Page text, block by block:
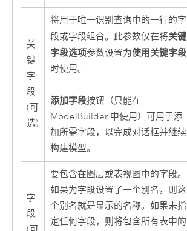
关
键
字
段
(可
选)
将用于唯一识别查询中的一行的字
段或字段组合。此参数仅在将关键
字段选项参数设置为使用关键字段
时使用。
添加字段按钮（只能在
ModelBuilder 中使用）可用于添
加所需字段，以完成对话框并继续
构建模型。
字
段
要包含在图层或表视图中的字段。
如果为字段设置了一个别名，则这
个别名就是显示的名称。如果未指
定任何字段，则将包含所有表中的